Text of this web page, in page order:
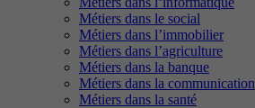
Métiers dans le social
Métiers dans l’immobilier
Métiers dans l’agriculture
Métiers dans la banque
Métiers dans la communication
Métiers dans la santé